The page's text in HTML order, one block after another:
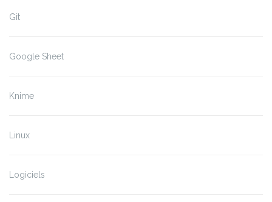
Git
Google Sheet
Knime
Linux
Logiciels